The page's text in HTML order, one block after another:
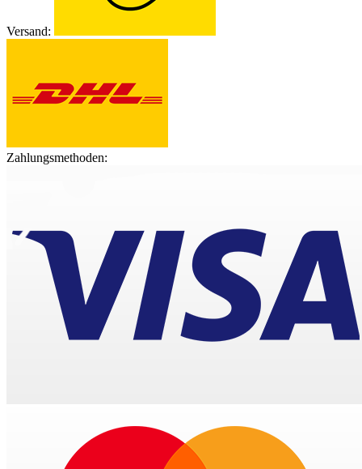
Versand:
Zahlungsmethoden: